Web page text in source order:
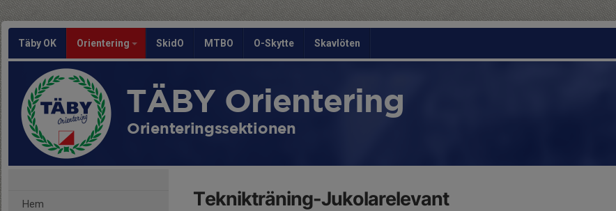
Täby OK Orientering SkidO MTBO O-Skytte Skavlöten
TÄBY Orientering
Orienteringssektionen
Hem Teknikträning-Jukolarelevant